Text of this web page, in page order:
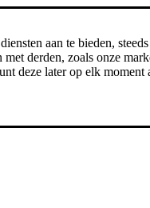
aan te bieden,
derden, zoals onze
deze later op elk moment